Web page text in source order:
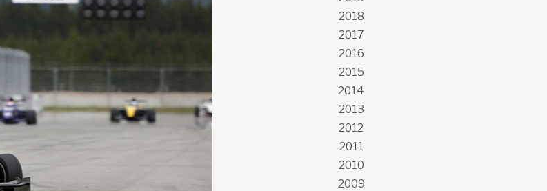
2018
2017
2016
2015
2014
2013
2012
2011
2010
2009